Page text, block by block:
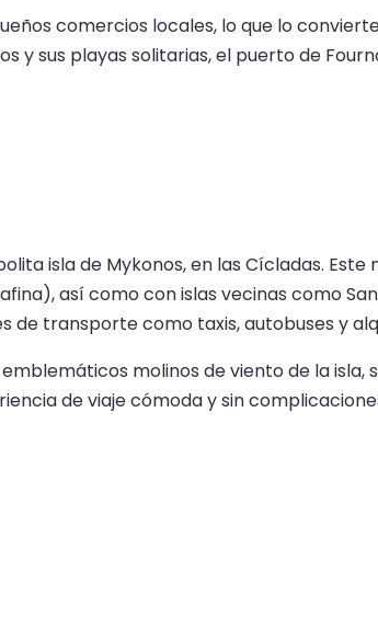
comercios locales, lo que lo
y sus playas solitarias, el puerto de
isla de Mykonos, en las Cícladas.
así como con islas vecinas como
de transporte como taxis, autobuses y
molinos de viento de la isla,
de viaje cómoda y sin